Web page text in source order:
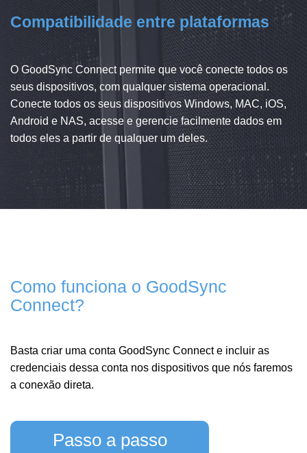
Compatibilidade entre plataformas
O GoodSync Connect permite que você conecte todos os
seus dispositivos, com qualquer sistema operacional.
Conecte todos os seus dispositivos Windows, MAC, iOS,
Android e NAS, acesse e gerencie facilmente dados em
todos eles a partir de qualquer um deles.
Como funciona o GoodSync
Connect?
Basta criar uma conta GoodSync Connect e incluir as
credenciais dessa conta nos dispositivos que nós faremos
a conexão direta.
Passo a passo